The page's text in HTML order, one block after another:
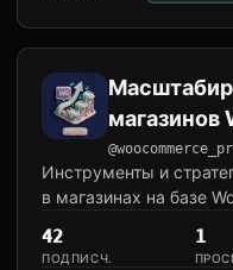
магазинов
Инструменты и
в магазинах на базе
42
ПОДПИСЧ.
1